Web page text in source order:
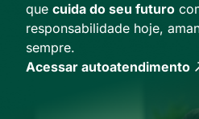
que cuida do seu futuro
responsabilidade hoje,
sempre.
Acessar autoatendimento